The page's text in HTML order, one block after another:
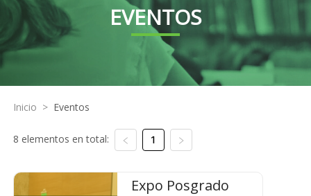
EVENTOS
Inicio > Eventos
8 elementos en total: 1
Expo Posgrado